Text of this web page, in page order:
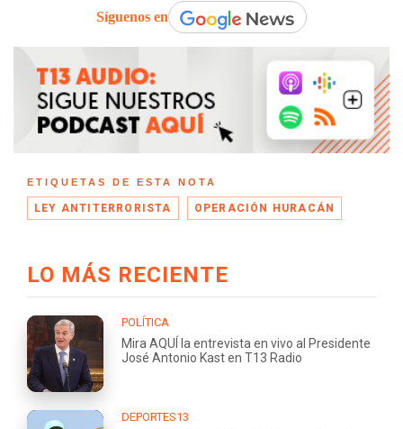
Síguenos en
ETIQUETAS DE ESTA NOTA
LEY ANTITERRORISTA OPERACIÓN HURACÁN
LO MÁS RECIENTE
POLÍTICA
Mira AQUÍ la entrevista en vivo al Presidente
José Antonio Kast en T13 Radio
DEPORTES13